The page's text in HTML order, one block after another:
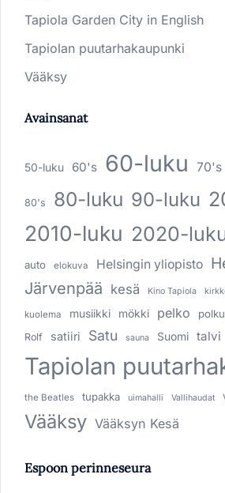
Tapiola Garden City in English
Tapiolan puutarhakaupunki
Vääksy
Avainsanat
50-luku 60's 60-luku 70's
80's 80-luku 90-luku
2010-luku 2020-
auto elokuva Helsingin yliopisto
Järvenpää kesä Kino Tapiola
kuolema musiikki mökki pelko
Rolf satiiri Satu sauna Suomi talvi
Tapiolan
the Beatles tupakka uimahalli Vallihaudat
Vääksy Vääksyn Kesä
Espoon perinneseura